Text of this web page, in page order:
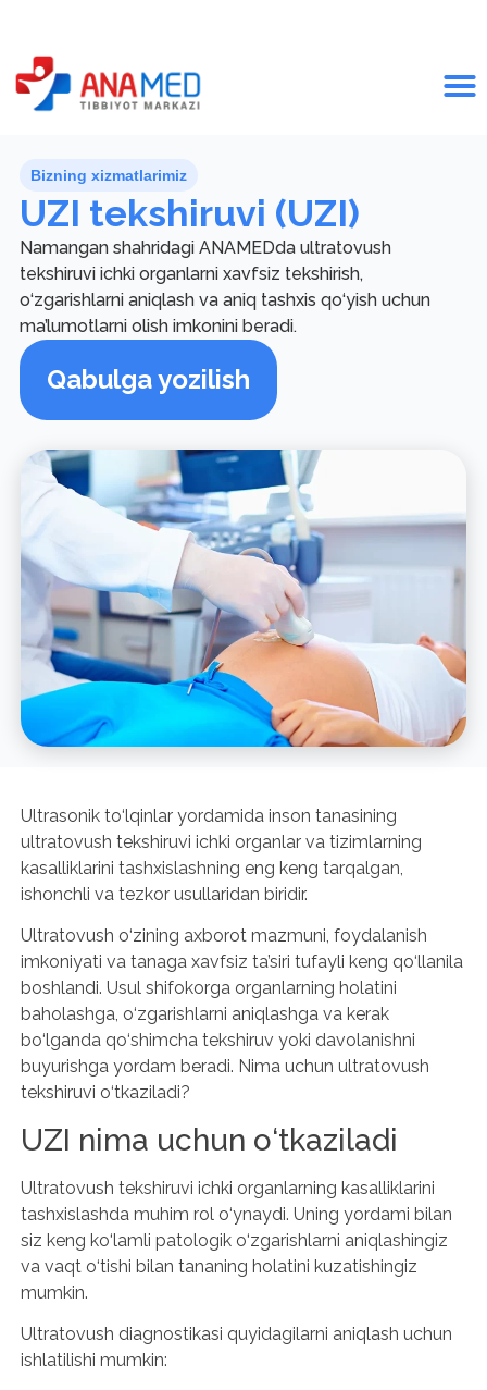
Bizning xizmatlarimiz
UZI tekshiruvi (UZI)
Namangan shahridagi ANAMEDda ultratovush
tekshiruvi ichki organlarni xavfsiz tekshirish,
o‘zgarishlarni aniqlash va aniq tashxis qo‘yish uchun
ma’lumotlarni olish imkonini beradi.
Qabulga yozilish
Ultrasonik to‘lqinlar yordamida inson tanasining
ultratovush tekshiruvi ichki organlar va tizimlarning
kasalliklarini tashxislashning eng keng tarqalgan,
ishonchli va tezkor usullaridan biridir.
Ultratovush o‘zining axborot mazmuni, foydalanish
imkoniyati va tanaga xavfsiz ta’siri tufayli keng qo‘llanila
boshlandi. Usul shifokorga organlarning holatini
baholashga, o‘zgarishlarni aniqlashga va kerak
bo‘lganda qo‘shimcha tekshiruv yoki davolanishni
buyurishga yordam beradi. Nima uchun ultratovush
tekshiruvi o‘tkaziladi?
UZI nima uchun o‘tkaziladi
Ultratovush tekshiruvi ichki organlarning kasalliklarini
tashxislashda muhim rol o‘ynaydi. Uning yordami bilan
siz keng ko‘lamli patologik o‘zgarishlarni aniqlashingiz
va vaqt o‘tishi bilan tananing holatini kuzatishingiz
mumkin.
Ultratovush diagnostikasi quyidagilarni aniqlash uchun
ishlatilishi mumkin: